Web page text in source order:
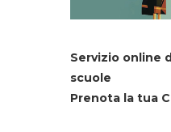
Servizio online
scuole
Prenota la tua